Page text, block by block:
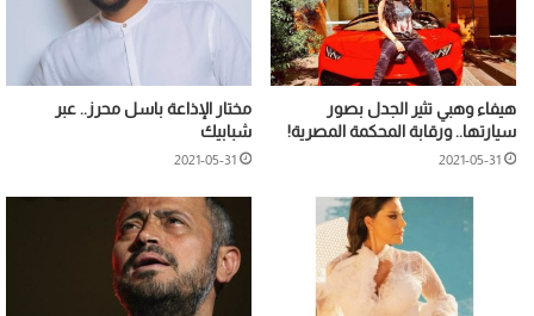
هيفاء وهبي تثير الجدل بصور
سيارتها.. ورقابة المحكمة المصرية!
2021-05-31
مختار الإذاعة باسل محرز.. عبر
شبابيك
2021-05-31